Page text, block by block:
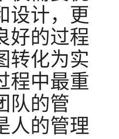
设计，更
好的过程
转化为实
程中最重
队的管
人的管理